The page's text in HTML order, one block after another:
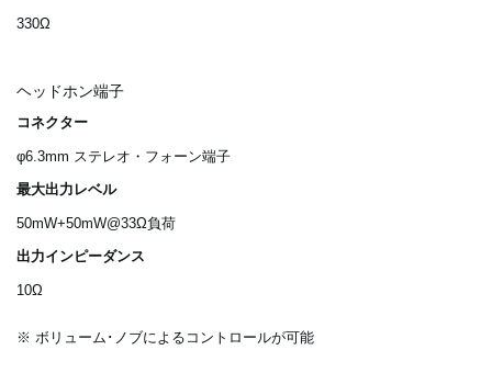
330Ω
ヘッドホン端子
コネクター
φ6.3mm ステレオ・フォーン端子
最大出力レベル
50mW+50mW@33Ω負荷
出力インピーダンス
10Ω
※ ボリューム･ノブによるコントロールが可能